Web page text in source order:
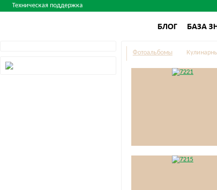
Техническая поддержка
БЛОГ БАЗА
Фотоальбомы